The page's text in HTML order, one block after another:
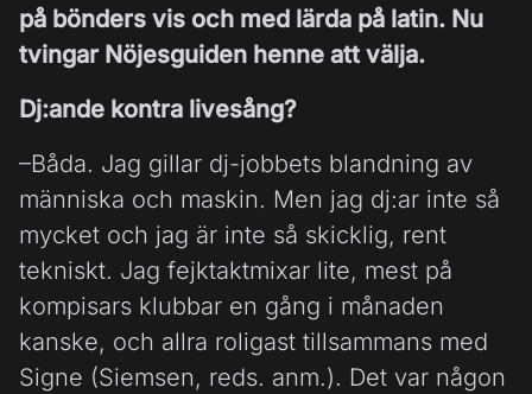
på bönders vis och med lärda på latin. Nu
tvingar Nöjesguiden henne att välja.
Dj:ande kontra livesång?
–Båda. Jag gillar dj-jobbets blandning av
människa och maskin. Men jag dj:ar inte så
mycket och jag är inte så skicklig, rent
tekniskt. Jag fejktaktmixar lite, mest på
kompisars klubbar en gång i månaden
kanske, och allra roligast tillsammans med
Signe (Siemsen, reds. anm.). Det var någon